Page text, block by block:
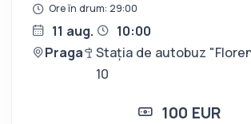
Ore în drum: 29:00
11 aug.
10:00
Praga
Stația de autobuz
10
100 EUR